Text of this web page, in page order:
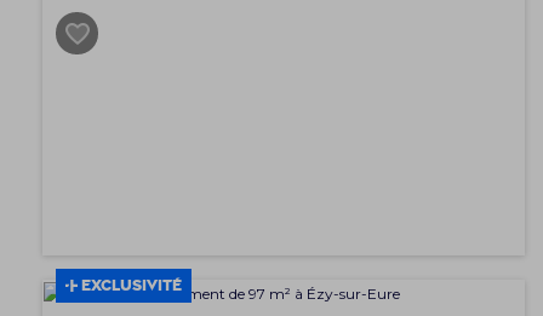
EXCLUSIVITÉ